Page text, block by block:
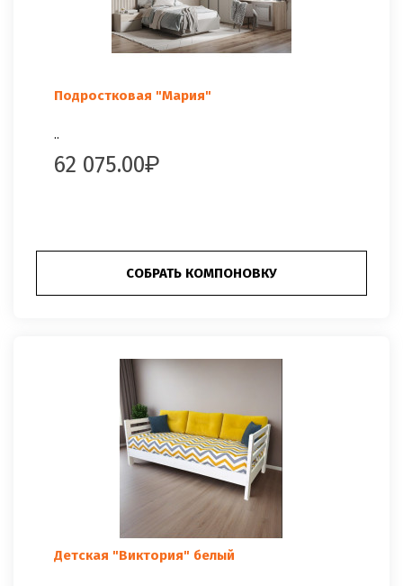
Подростковая "Мария"
..
62 075.00
СОБРАТЬ КОМПОНОВКУ
Детская "Виктория" белый